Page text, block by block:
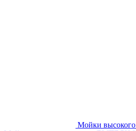
Мойки высокого